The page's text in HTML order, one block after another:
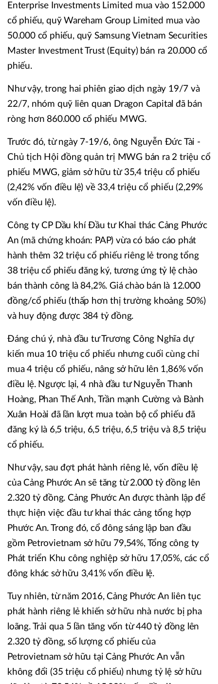
Enterprise Investments Limited mua vào 152.000
cổ phiếu, quỹ Wareham Group Limited mua vào
50.000 cổ phiếu, quỹ Samsung Vietnam Securities
Master Investment Trust (Equity) bán ra 20.000 cổ
phiếu.
Như vậy, trong hai phiên giao dịch ngày 19/7 và
22/7, nhóm quỹ liên quan Dragon Capital đã bán
ròng hơn 860.000 cổ phiếu MWG.
Trước đó, từ ngày 7-19/6, ông Nguyễn Đức Tài -
Chủ tịch Hội đồng quản trị MWG bán ra 2 triệu cổ
phiếu MWG, giảm sở hữu từ 35,4 triệu cổ phiếu
(2,42% vốn điều lệ) về 33,4 triệu cổ phiếu (2,29%
vốn điều lệ).
Công ty CP Dầu khí Đầu tư Khai thác Cảng Phước
An (mã chứng khoán: PAP) vừa có báo cáo phát
hành thêm 32 triệu cổ phiếu riêng lẻ trong tổng
38 triệu cổ phiếu đăng ký, tương ứng tỷ lệ chào
bán thành công là 84,2%. Giá chào bán là 12.000
đồng/cổ phiếu (thấp hơn thị trường khoảng 50%)
và huy động được 384 tỷ đồng.
Đáng chú ý, nhà đầu tư Trương Công Nghĩa dự
kiến mua 10 triệu cổ phiếu nhưng cuối cùng chỉ
mua 4 triệu cổ phiếu, nâng sở hữu lên 1,86% vốn
điều lệ. Ngược lại, 4 nhà đầu tư Nguyễn Thanh
Hoàng, Phan Thế Anh, Trần mạnh Cường và Bành
Xuân Hoài đã lần lượt mua toàn bộ cổ phiếu đã
đăng ký là 6,5 triệu, 6,5 triệu, 6,5 triệu và 8,5 triệu
cổ phiếu.
Như vậy, sau đợt phát hành riêng lẻ, vốn điều lệ
của Cảng Phước An sẽ tăng từ 2.000 tỷ đồng lên
2.320 tỷ đồng. Cảng Phước An được thành lập để
thực hiện việc đầu tư khai thác cảng tổng hợp
Phước An. Trong đó, cổ đông sáng lập ban đầu
gồm Petrovietnam sở hữu 79,54%, Tổng công ty
Phát triển Khu công nghiệp sở hữu 17,05%, các cổ
đông khác sở hữu 3,41% vốn điều lệ.
Tuy nhiên, từ năm 2016, Cảng Phước An liên tục
phát hành riêng lẻ khiến sở hữu nhà nước bị pha
loãng. Trải qua 5 lần tăng vốn từ 440 tỷ đồng lên
2.320 tỷ đồng, số lượng cổ phiếu của
Petrovietnam sở hữu tại Cảng Phước An vẫn
không đổi (35 triệu cổ phiếu) nhưng tỷ lệ sở hữu